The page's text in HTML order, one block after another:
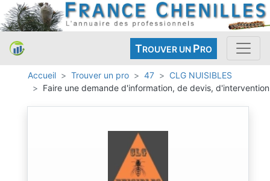
TROUVER UN PRO
Accueil Trouver un pro 47
CLG NUISIBLES
Faire une demande d'information, de devis, d'intervention